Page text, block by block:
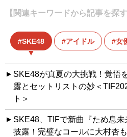
【関連キーワードから記事を探す
SKE48 アイドル 女
SKE48が真夏の大挑戦！覚悟
露とセットリストの妙＜
ト＞
SKE48、TIFで新曲『ため息
披露！完璧なコールに大村杏